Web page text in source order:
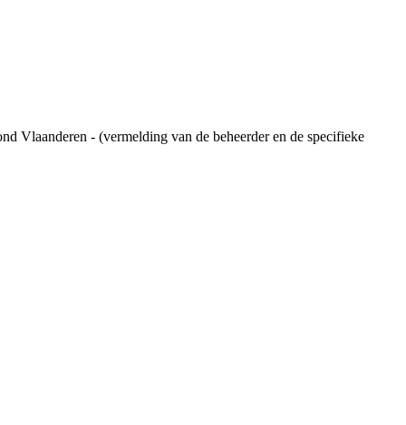
Vlaanderen - (vermelding van de beheerder en de specifieke